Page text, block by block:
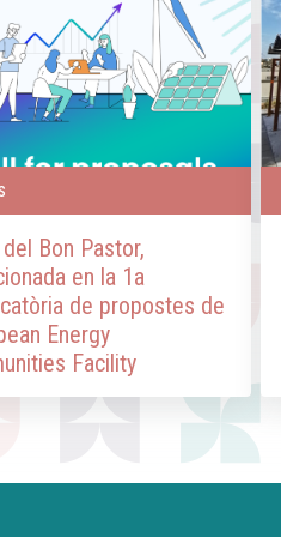
del Bon Pastor,
en la 1a
de propostes de
Energy
Facility